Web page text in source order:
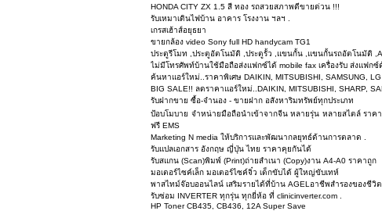
HONDA CITY ZX 1.5 สี ทอง รถสวยสภาพดีขายด่วน !!!
รับเหมาเดินไฟบ้าน อาคาร โรงงาน ฯลฯ .
เกรสเฮ้าส์อยุธยา
ขายกล้อง video Sony full HD handycam TG1
ประตูรีโมท ,ประตูอัตโนมัติ ,ประตูรั้ว ,แขนกั้น ,แขนกั้นรถอัตโนมัติ
ไม่มีโทรศัพท์บ้านใช้มือถือส่งแฟกซ์ได้ mobile fax เครื่องรับ ส่งแฟก
ค้นหาแอร์ใหม่..ราคาพิเศษ DAIKIN, MITSUBISHI, SAMSUNG,
BIG SALE!! ลดราคาแอร์ใหม่..DAIKIN, MITSUBISHI, SHARP,
รับฝากขาย ซื้อ-จำนอง - ขายฝาก อสังหาริมทรัพย์ทุกประเภท
ป้อบโมบาย จำหน่ายมือถือนำเข้าจากจีน หลายรุ่น หลายสไตล์ ราค
ฟรี EMS
Marketing N media ให้บริการและพัฒนากลยุทธ์ด้านการตลาด .
รับแปลเอกสาร อังกฤษ ญี่ปุ่น ไทย ราคาคุยกันได้
รับสแกน (Scan)พิมพ์ (Print)ถ่ายสำเนา (Copy)งาน A4-A0 ราคาถูก
มอเตอร์ไซค์เล็ก มอเตอร์ไซค์จิ๋ว เด็กขับได้ ผู้ใหญ่ขับเทห์
พาสไทม์จ๊อบออนไลน์ เสริมรายได้ที่บ้าน AGELอาชีพสำรองของชีวิต
รับซ่อม INVERTER ทุกรุ่น ทุกยี่ห้อ ที่ clinicinverter.com .
HP Toner CB435, CB436, 12A Super Save